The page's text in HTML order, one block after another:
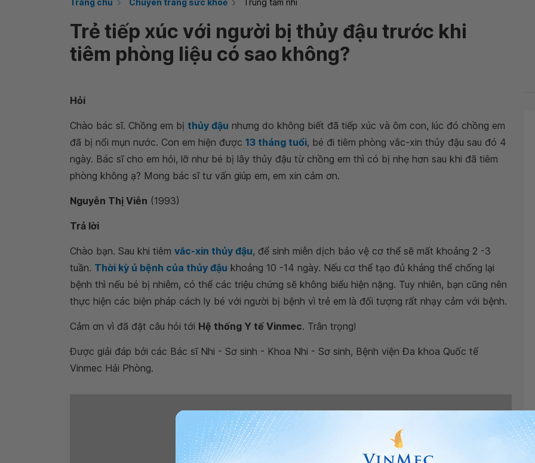
Trang chủ Chuyên trang sức khoẻ Trung tâm nhi
Trẻ tiếp xúc với người bị thủy đậu trước khi
tiêm phòng liệu có sao không?
Hỏi
Chào bác sĩ. Chồng em bị thủy đậu nhưng do không biết đã tiếp xúc và ôm con, lúc đó chồng em
đã bị nổi mụn nước. Con em hiện được 13 tháng tuổi, bé đi tiêm phòng vắc-xin thủy đậu sau đó 4
ngày. Bác sĩ cho em hỏi, lỡ như bé bị lây thủy đậu từ chồng em thì có bị nhẹ hơn sau khi đã tiêm
phòng không ạ? Mong bác sĩ tư vấn giúp em, em xin cảm ơn.
Nguyễn Thị Viễn (1993)
Trả lời
Chào bạn. Sau khi tiêm vắc-xin thủy đậu, để sinh miễn dịch bảo vệ cơ thể sẽ mất khoảng 2 -3
tuần. Thời kỳ ủ bệnh của thủy đậu khoảng 10 -14 ngày. Nếu cơ thể tạo đủ kháng thể chống lại
bệnh thì nếu bé bị nhiễm, có thể các triệu chứng sẽ không biểu hiện nặng. Tuy nhiên, bạn cũng nên
thực hiện các biện pháp cách ly bé với người bị bệnh vì trẻ em là đối tượng rất nhạy cảm với bệnh.
Cảm ơn vì đã đặt câu hỏi tới Hệ thống Y tế Vinmec. Trân trọng!
Được giải đáp bởi các Bác sĩ Nhi - Sơ sinh - Khoa Nhi - Sơ sinh, Bệnh viện Đa khoa Quốc tế
Vinmec Hải Phòng.